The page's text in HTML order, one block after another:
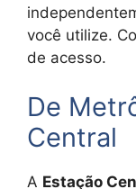
você utilize.
de acesso.
De
Central
A Estação